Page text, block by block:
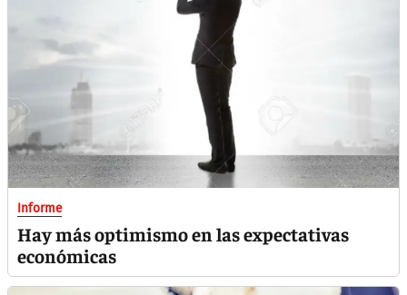
Informe
Hay más optimismo en las expectativas
económicas